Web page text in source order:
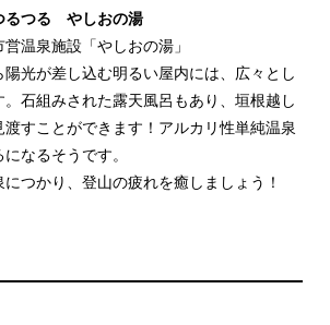
つる やしおの湯
温泉施設「やしおの湯」
光が差し込む明るい屋内には、広々とし
石組みされた露天風呂もあり、垣根越し
すことができます！アルカリ性単純温泉
なるそうです。
つかり、登山の疲れを癒しましょう！